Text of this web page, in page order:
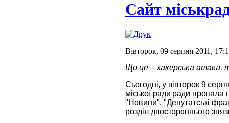
Сайт
Вівторок, 09 серпня 2011,
Що це – хакерська атака,
Cьогодні, у вівторок 9
міської ради ради пропала
"Новини", "Депутатські
розділ двостороннього